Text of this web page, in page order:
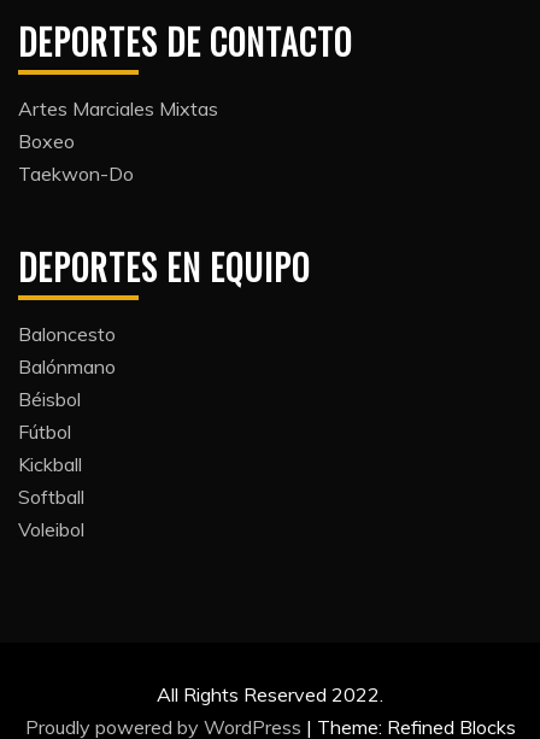
DEPORTES DE CONTACTO
Artes Marciales Mixtas
Boxeo
Taekwon-Do
DEPORTES EN EQUIPO
Baloncesto
Balónmano
Béisbol
Fútbol
Kickball​
Softball​
Voleibol​
All Rights Reserved 2022.
Proudly powered by WordPress | Theme: Refined Blocks